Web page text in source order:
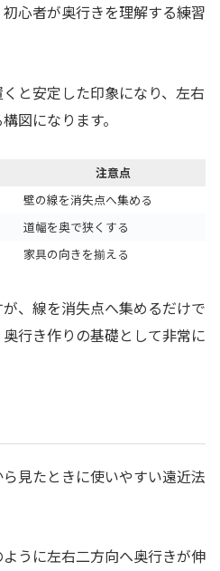
心者が奥行きを理解する練習
と安定した印象になり、左右
図になります。
注意点
壁の線を消失点へ集める
道幅を奥で狭くする
家具の向きを揃える
、線を消失点へ集めるだけで
行き作りの基礎として非常に
見たときに使いやすい遠近法
うに左右二方向へ奥行きが伸